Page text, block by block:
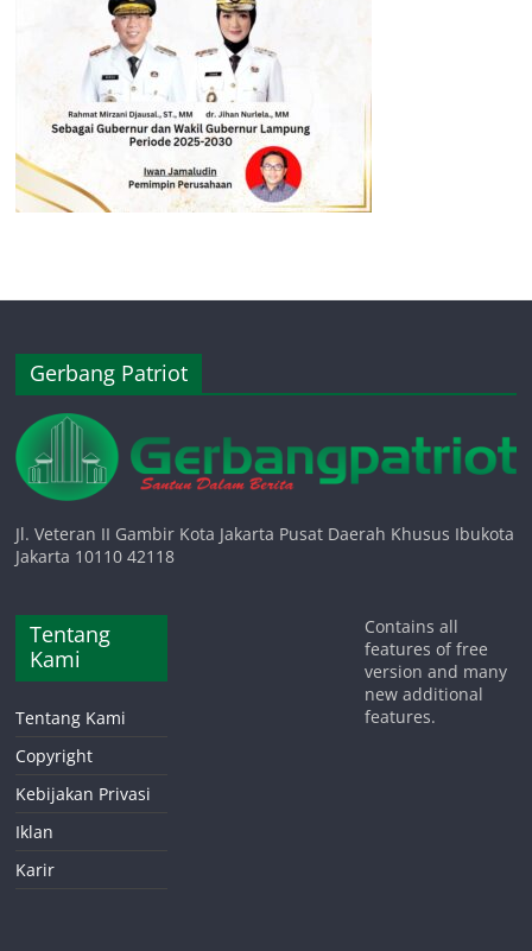
Gerbang Patriot
Jl. Veteran II Gambir Kota Jakarta Pusat Daerah Khusus Ibukota
Jakarta 10110 42118
Tentang
Kami
Tentang Kami
Copyright
Kebijakan Privasi
Iklan
Karir
Contains all
features of free
version and many
new additional
features.